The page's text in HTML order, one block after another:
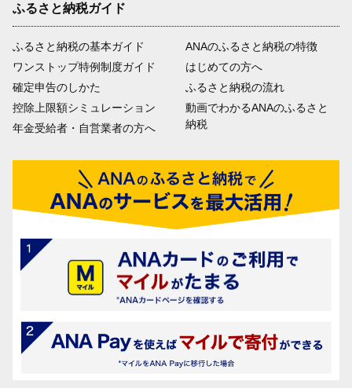
ふるさと納税ガイド
ふるさと納税の基本ガイド
ワンストップ特例制度ガイド
確定申告のしかた
控除上限額シミュレーション
年金受給者・自営業者の方へ
ANAのふるさと納税の特徴
はじめての方へ
ふるさと納税の流れ
動画でわかるANAのふるさと
納税